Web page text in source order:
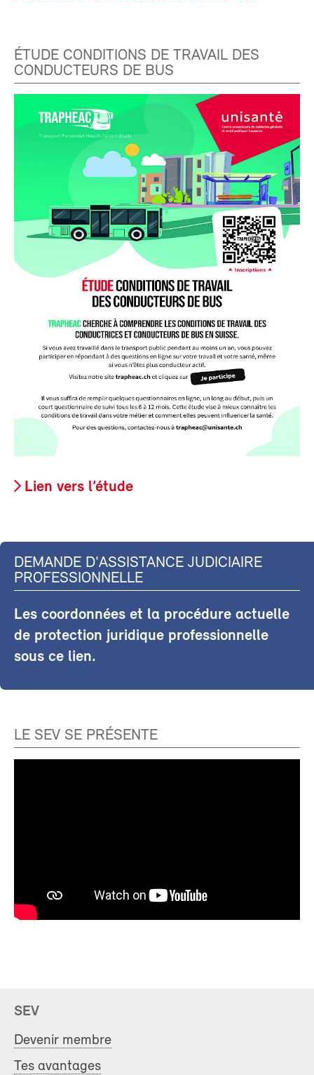
ÉTUDE CONDITIONS DE TRAVAIL DES
CONDUCTEURS DE BUS
Lien vers l’étude
DEMANDE D'ASSISTANCE JUDICIAIRE
PROFESSIONNELLE
Les coordonnées et la procédure actuelle
de protection juridique professionnelle
sous ce lien.
LE SEV SE PRÉSENTE
SEV
Devenir membre
Tes avantages